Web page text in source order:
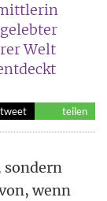
Welt
tweet teilen
sondern
wenn